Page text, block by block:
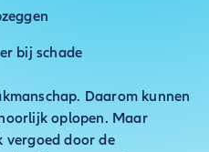
bij schade
Daarom kunnen
oplopen. Maar
vergoed door de